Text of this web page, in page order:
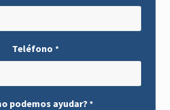
Teléfono *
podemos ayudar? *